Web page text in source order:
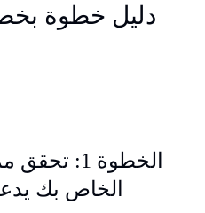
دليل خطوة
الخطوة 1:
الخاص بك